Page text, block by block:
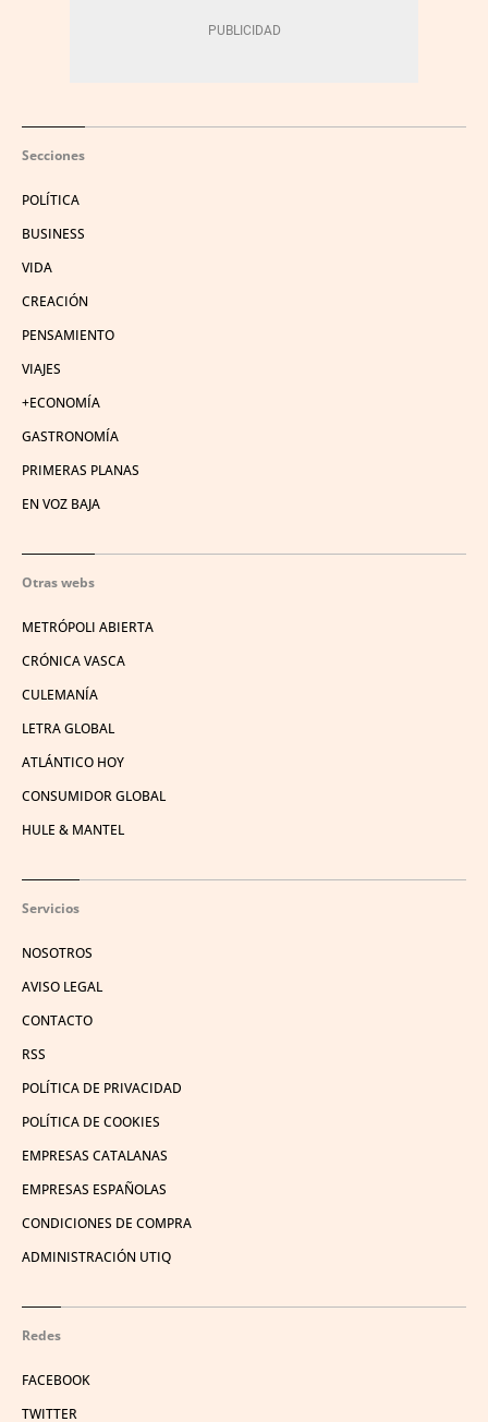
Secciones
POLÍTICA
BUSINESS
VIDA
CREACIÓN
PENSAMIENTO
VIAJES
+ECONOMÍA
GASTRONOMÍA
PRIMERAS PLANAS
EN VOZ BAJA
Otras webs
METRÓPOLI ABIERTA
CRÓNICA VASCA
CULEMANÍA
LETRA GLOBAL
ATLÁNTICO HOY
CONSUMIDOR GLOBAL
HULE & MANTEL
Servicios
NOSOTROS
AVISO LEGAL
CONTACTO
RSS
POLÍTICA DE PRIVACIDAD
POLÍTICA DE COOKIES
EMPRESAS CATALANAS
EMPRESAS ESPAÑOLAS
CONDICIONES DE COMPRA
ADMINISTRACIÓN UTIQ
Redes
FACEBOOK
TWITTER